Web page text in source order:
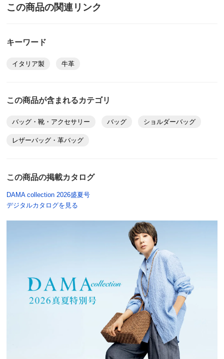
この商品の関連リンク
キーワード
イタリア製 牛革
この商品が含まれるカテゴリ
バッグ・靴・アクセサリー バッグ ショルダーバッグ
レザーバッグ・革バッグ
この商品の掲載カタログ
DAMA collection 2026盛夏号
デジタルカタログを見る